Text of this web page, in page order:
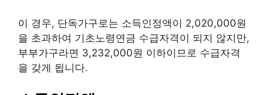
이 경우, 단독가구로는 소득인정액이 2,020,000원
을 초과하여 기초노령연금 수급자격이 되지 않지만,
부부가구라면 3,232,000원 이하이므로 수급자격
을 갖게 됩니다.